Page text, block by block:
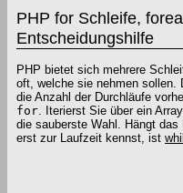
PHP for Schleife,
Entscheidungshilfe
PHP bietet sich mehrere
oft, welche sie nehmen
die Anzahl der Durchläufe
for. Iterierst Sie über ein
die sauberste Wahl. Hängt
erst zur Laufzeit kennst, ist